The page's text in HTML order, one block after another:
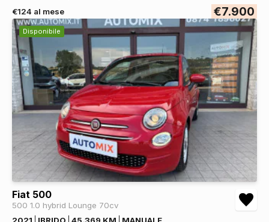
€124 al mese
€7.900
Disponibile
Fiat 500
500 1.0 hybrid Lounge 70cv
2021
IBRIDO 45.369 KM
MANUALE